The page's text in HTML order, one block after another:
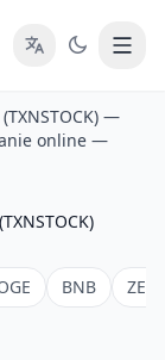
—
online —
BNB ZEC